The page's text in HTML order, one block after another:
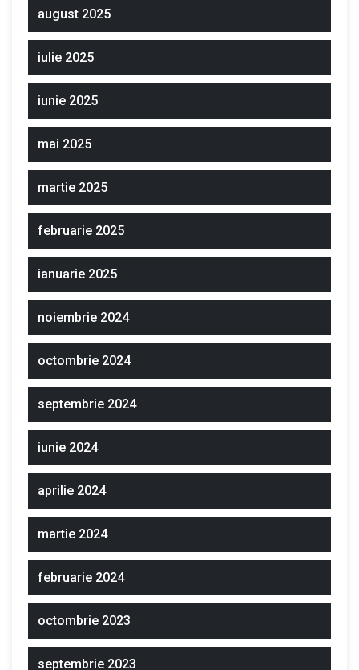
august 2025
iulie 2025
iunie 2025
mai 2025
martie 2025
februarie 2025
ianuarie 2025
noiembrie 2024
octombrie 2024
septembrie 2024
iunie 2024
aprilie 2024
martie 2024
februarie 2024
octombrie 2023
septembrie 2023